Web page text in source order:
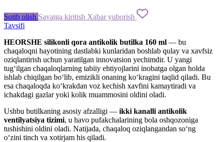
Sotib olish Savatga kiritish Xabar yuborish
Tavsifi
HEORSHE silikonli qora antikolik butilka 160 ml — bu
chaqaloqni hayotining dastlabki kunlaridan boshlab qulay va xavfsiz
oziqlantirish uchun yaratilgan innovatsion yechimdir. U yangi
tug‘ilgan chaqaloqlarning tabiiy ehtiyojlarini inobatga olgan holda
ishlab chiqilgan bo‘lib, emizikli onaning ko‘kragini taqlid qiladi. Bu
esa chaqaloqda ko‘krakdan voz kechish xavfini kamaytiradi va
ichakdagi gazlar yoki kolik muammosini oldini oladi.
Ushbu butilkaning asosiy afzalligi — ikki kanalli antikolik
ventilyatsiya tizimi, u havo pufakchalarining bola oshqozoniga
tushishini oldini oladi. Natijada, chaqaloq oziqlangandan so‘ng
o‘zini tinch va xotirjam his qiladi.